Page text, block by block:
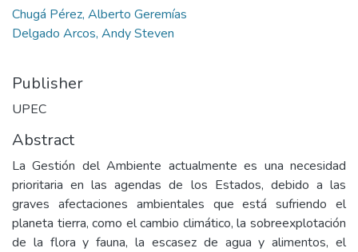
Chugá Pérez, Alberto Geremías
Delgado Arcos, Andy Steven
Publisher
UPEC
Abstract
La Gestión del Ambiente actualmente es una necesidad
prioritaria en las agendas de los Estados, debido a las
graves afectaciones ambientales que está sufriendo el
planeta tierra, como el cambio climático, la sobreexplotación
de la flora y fauna, la escasez de agua y alimentos, el